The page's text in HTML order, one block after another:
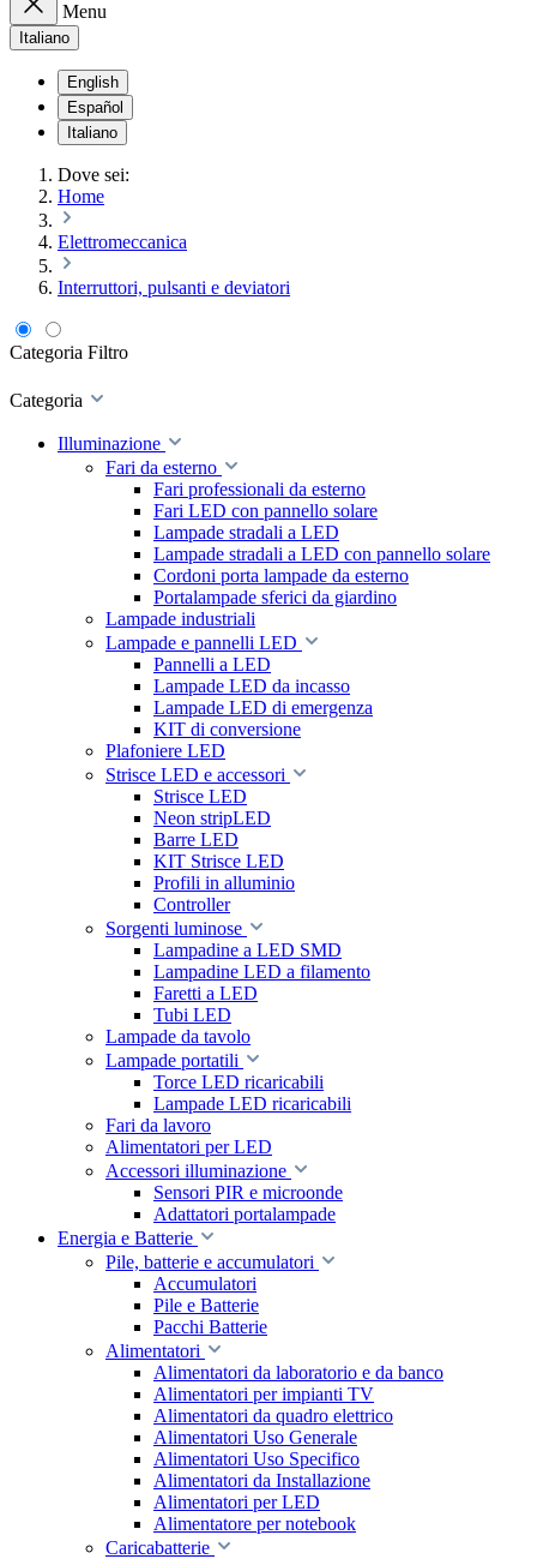
Menu
Italiano
English
Español
Italiano
Dove sei:
Home
Elettromeccanica
Interruttori, pulsanti e deviatori
Categoria Filtro
Categoria
Illuminazione
Fari da esterno
Fari professionali da esterno
Fari LED con pannello solare
Lampade stradali a LED
Lampade stradali a LED con pannello solare
Cordoni porta lampade da esterno
Portalampade sferici da giardino
Lampade industriali
Lampade e pannelli LED
Pannelli a LED
Lampade LED da incasso
Lampade LED di emergenza
KIT di conversione
Plafoniere LED
Strisce LED e accessori
Strisce LED
Neon stripLED
Barre LED
KIT Strisce LED
Profili in alluminio
Controller
Sorgenti luminose
Lampadine a LED SMD
Lampadine LED a filamento
Faretti a LED
Tubi LED
Lampade da tavolo
Lampade portatili
Torce LED ricaricabili
Lampade LED ricaricabili
Fari da lavoro
Alimentatori per LED
Accessori illuminazione
Sensori PIR e microonde
Adattatori portalampade
Energia e Batterie
Pile, batterie e accumulatori
Accumulatori
Pile e Batterie
Pacchi Batterie
Alimentatori
Alimentatori da laboratorio e da banco
Alimentatori per impianti TV
Alimentatori da quadro elettrico
Alimentatori Uso Generale
Alimentatori Uso Specifico
Alimentatori da Installazione
Alimentatori per LED
Alimentatore per notebook
Caricabatterie